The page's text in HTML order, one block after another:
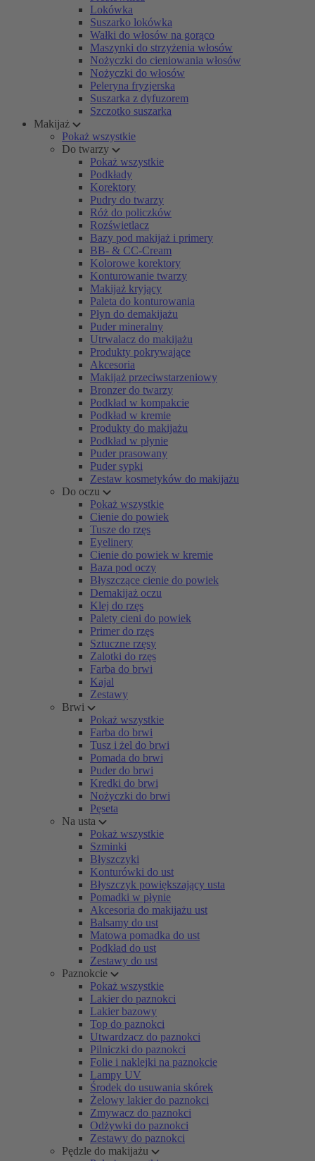
Lokówka
Suszarko lokówka
Wałki do włosów na gorąco
Maszynki do strzyżenia włosów
Nożyczki do cieniowania włosów
Nożyczki do włosów
Peleryna fryzjerska
Suszarka z dyfuzorem
Szczotko suszarka
Makijaż
Pokaż wszystkie
Do twarzy
Pokaż wszystkie
Podkłady
Korektory
Pudry do twarzy
Róż do policzków
Rozświetlacz
Bazy pod makijaż i primery
BB- & CC-Cream
Kolorowe korektory
Konturowanie twarzy
Makijaż kryjący
Paleta do konturowania
Płyn do demakijażu
Puder mineralny
Utrwalacz do makijażu
Produkty pokrywające
Akcesoria
Makijaż przeciwstarzeniowy
Bronzer do twarzy
Podkład w kompakcie
Podkład w kremie
Produkty do makijażu
Podkład w płynie
Puder prasowany
Puder sypki
Zestaw kosmetyków do makijażu
Do oczu
Pokaż wszystkie
Cienie do powiek
Tusze do rzęs
Eyelinery
Cienie do powiek w kremie
Baza pod oczy
Błyszczące cienie do powiek
Demakijaż oczu
Klej do rzęs
Palety cieni do powiek
Primer do rzęs
Sztuczne rzęsy
Zalotki do rzęs
Farba do brwi
Kajal
Zestawy
Brwi
Pokaż wszystkie
Farba do brwi
Tusz i żel do brwi
Pomada do brwi
Puder do brwi
Kredki do brwi
Nożyczki do brwi
Pęseta
Na usta
Pokaż wszystkie
Szminki
Błyszczyki
Konturówki do ust
Błyszczyk powiększający usta
Pomadki w płynie
Akcesoria do makijażu ust
Balsamy do ust
Matowa pomadka do ust
Podkład do ust
Zestawy do ust
Paznokcie
Pokaż wszystkie
Lakier do paznokci
Lakier bazowy
Top do paznokci
Utwardzacz do paznokci
Pilniczki do paznokci
Folie i naklejki na paznokcie
Lampy UV
Środek do usuwania skórek
Żelowy lakier do paznokci
Zmywacz do paznokci
Odżywki do paznokci
Zestawy do paznokci
Pędzle do makijażu